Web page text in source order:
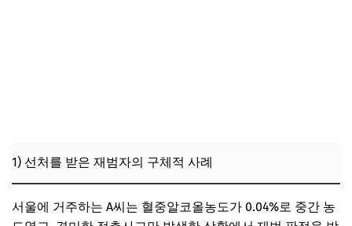
1) 선처를 받은 재범자의 구체적 사례
서울에 거주하는 A씨는 혈중알코올농도가 0.04%로 중간 농